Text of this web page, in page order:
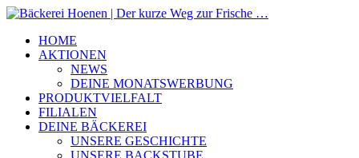
HOME
AKTIONEN
NEWS
DEINE MONATSWERBUNG
PRODUKTVIELFALT
FILIALEN
DEINE BÄCKEREI
UNSERE GESCHICHTE
UNSERE BACKSTUBE